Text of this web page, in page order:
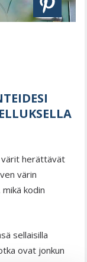
värit herättävät
värin
kodin
sellaisilla
ovat jonkun